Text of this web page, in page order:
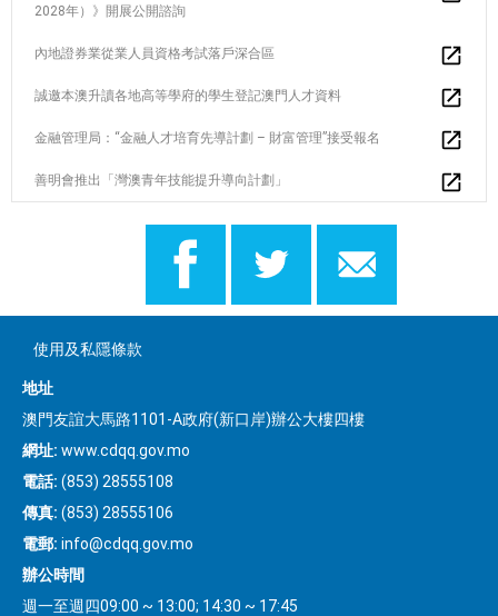
2028年）》開展公開諮詢
內地證券業從業人員資格考試落戶深合區
誠邀本澳升讀各地高等學府的學生登記澳門人才資料
金融管理局：“金融人才培育先導計劃 – 財富管理”接受報名
善明會推出「灣澳青年技能提升導向計劃」
使用及私隱條款
地址
澳門友誼大馬路1101-A政府(新口岸)辦公大樓四樓
網址: www.cdqq.gov.mo
電話: (853) 28555108
傳真: (853) 28555106
電郵: info@cdqq.gov.mo
辦公時間
週一至週四09:00 ~ 13:00; 14:30 ~ 17:45